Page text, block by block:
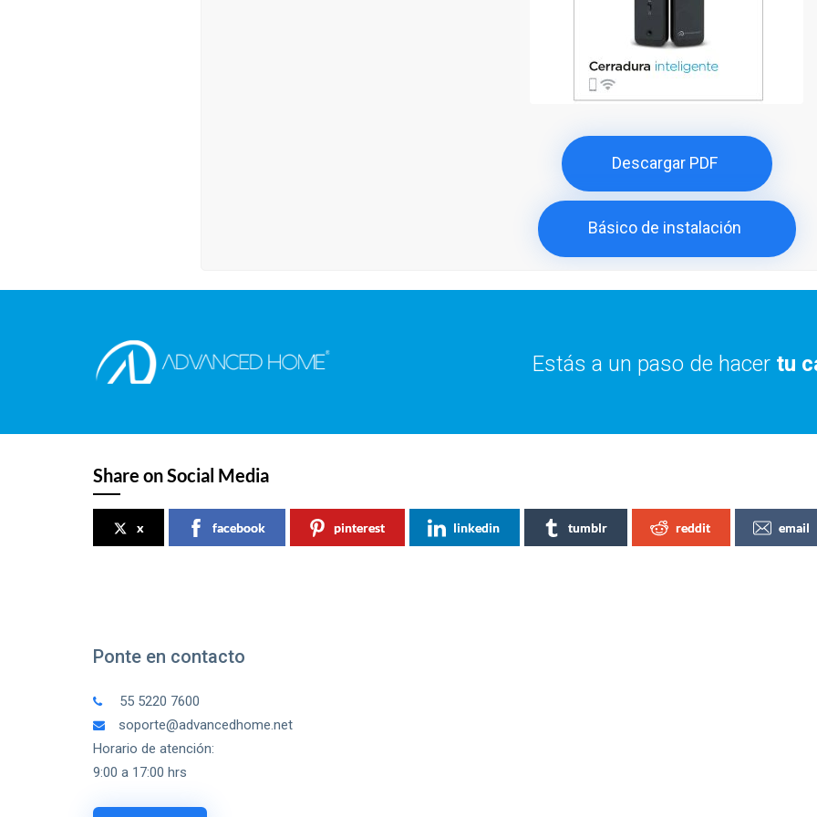
Descargar PDF
Básico de instalación
Estás a un paso de hacer tu
Share on Social Media
x facebook pinterest linkedin tumblr reddit email
Ponte en contacto
55 5220 7600
soporte@advancedhome.net
Horario de atención:
9:00 a 17:00 hrs